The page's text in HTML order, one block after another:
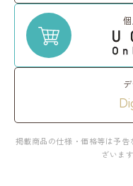
掲載商品の仕様・価格等は予
ざいま